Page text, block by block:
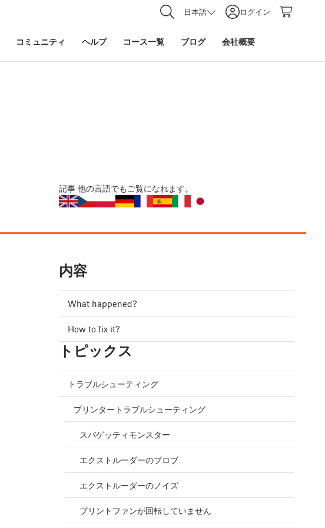
日本語 ログイン
コミュニティ ヘルプ コース一覧 ブログ 会社概要
記事 他の言語でもご覧になれます。
内容
What happened?
How to fix it?
トピックス
トラブルシューティング
プリンタートラブルシューティング
スパゲッティモンスター
エクストルーダーのブロブ
エクストルーダーのノイズ
プリントファンが回転していません